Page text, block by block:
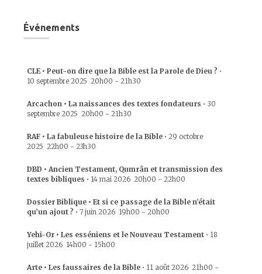
Événements
CLE • Peut-on dire que la Bible est la Parole de Dieu ? •
10 septembre 2025 20h00 - 21h30
Arcachon • La naissances des textes fondateurs • 30
septembre 2025 20h00 - 21h30
RAF • La fabuleuse histoire de la Bible • 29 octobre
2025 22h00 - 23h30
DBD • Ancien Testament, Qumrân et transmission des
textes bibliques • 14 mai 2026 20h00 - 22h00
Dossier Biblique • Et si ce passage de la Bible n’était
qu’un ajout ? • 7 juin 2026 19h00 - 20h00
Yehi-Or • Les esséniens et le Nouveau Testament • 18
juillet 2026 14h00 - 15h00
Arte • Les faussaires de la Bible • 11 août 2026 21h00 -